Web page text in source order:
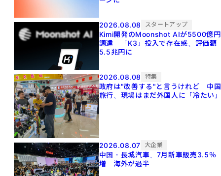
2026.08.08 スタートアップ
Kimi開発のMoonshot AIが5500億円
調達 「K3」投入で存在感、評価額
5.5兆円に
2026.08.08 特集
政府は"改善する"と言うけれど 中国
旅行、現場はまだ外国人に「冷たい
2026.08.07 大企業
中国・長城汽車、7月新車販売3.5％
増 海外が過半